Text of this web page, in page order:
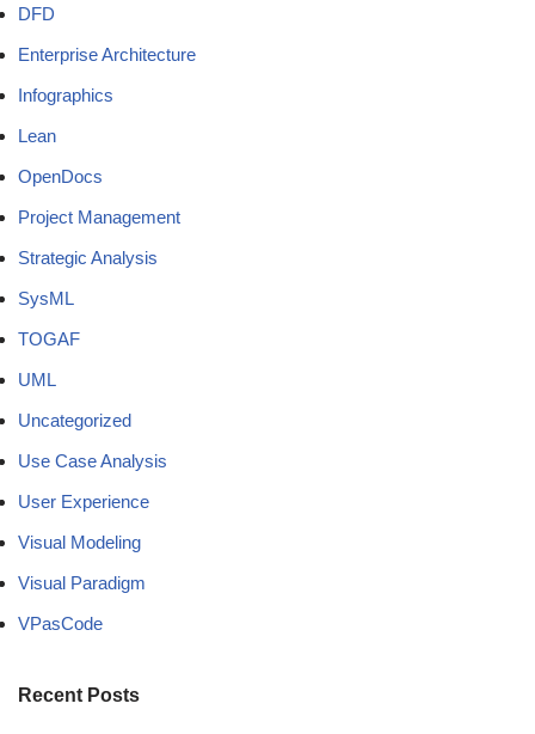
DFD
Enterprise Architecture
Infographics
Lean
OpenDocs
Project Management
Strategic Analysis
SysML
TOGAF
UML
Uncategorized
Use Case Analysis
User Experience
Visual Modeling
Visual Paradigm
VPasCode
Recent Posts